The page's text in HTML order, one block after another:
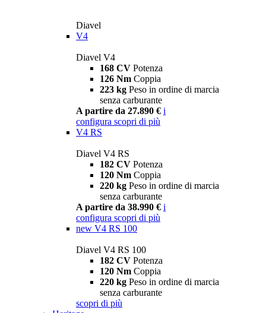
Diavel
V4
Diavel V4
168 CV Potenza
126 Nm Coppia
223 kg Peso in ordine di marcia
senza carburante
A partire da 27.890 € i
configura scopri di più
V4 RS
Diavel V4 RS
182 CV Potenza
120 Nm Coppia
220 kg Peso in ordine di marcia
senza carburante
A partire da 38.990 € i
configura scopri di più
new V4 RS 100
Diavel V4 RS 100
182 CV Potenza
120 Nm Coppia
220 kg Peso in ordine di marcia
senza carburante
scopri di più